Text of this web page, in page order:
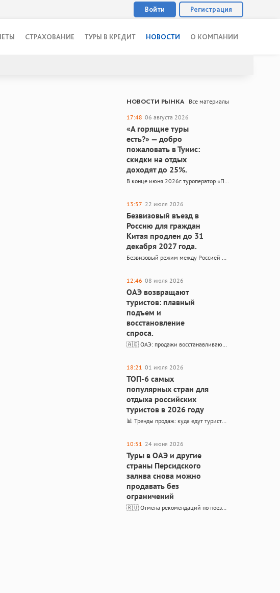
Войти Регистрация
СТРАХОВАНИЕ ТУРЫ В КРЕДИТ НОВОСТИ О КОМПАНИИ
НОВОСТИ РЫНКА Все материалы
17:48 06 августа 2026
«А горящие туры
есть?» — добро
пожаловать в Тунис:
скидки на отдых
доходят до 25%.
В конце июня 2026г. туроператор «Пегас Туристик» анонсировал рейсы в Тунис на «крыльях» египетской авиакомпании Pyramids Airlines. Несмотря на «происхождение» перевозчика, вылеты до Монастира прямые, без стыковки в Египте. На…
13:57 22 июля 2026
Безвизовый въезд в
Россию для граждан
Китая продлен до 31
декабря 2027 года.
Безвизовый режим между Россией и Китаем продлён до конца 2027 года Взаимный безвиз гарантирован ещё как минимум на полтора года Безвизовый въезд в Россию для граждан Китая продлён до 31…
12:46 08 июля 2026
ОАЭ возвращают
туристов: плавный
подъем и
восстановление
спроса.
🇦🇪 ОАЭ: продажи восстанавливаются быстрее ожиданий После июньского спада рынок возвращается к привычным объёмам Продажи туров в ОАЭ после июньского спада восстанавливаются быстрее ожиданий. У некоторых туроператоров отставание от прошлогодних…
18:21 01 июля 2026
ТОП-6 самых
популярных стран для
отдыха российских
туристов в 2026 году
📊 Тренды продаж: куда едут туристы в июле 2026 По данным аналитической службы АТОР — структура продаж и поисковый спрос На основании структуры продаж и поискового спроса смело можно говорить…
10:51 24 июня 2026
Туры в ОАЭ и другие
страны Персидского
залива снова можно
продавать без
ограничений
🇷🇺 Отмена рекомендаций по поездкам в страны Персидского залива Минэкономразвития и МИД России сняли ограничения на туры в ОАЭ, Катар, Бахрейн и другие страны Минэкономразвития РФ вслед за МИД России…